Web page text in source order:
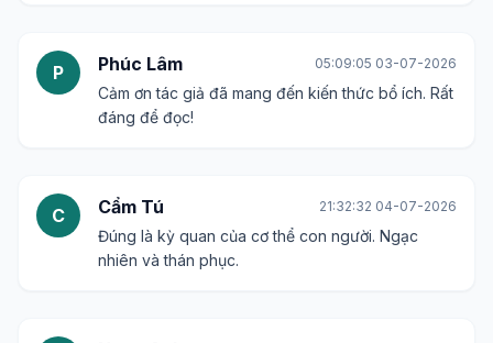
P Phúc Lâm 05:09:05 03-07-2026
Cảm ơn tác giả đã mang đến kiến thức bổ ích. Rất
đáng để đọc!
C Cẩm Tú 21:32:32 04-07-2026
Đúng là kỳ quan của cơ thể con người. Ngạc
nhiên và thán phục.